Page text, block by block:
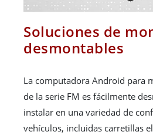
Soluciones de
desmontables
La computadora Android para
de la serie FM es fácilmente
instalar en una variedad de
vehículos, incluidas carretillas